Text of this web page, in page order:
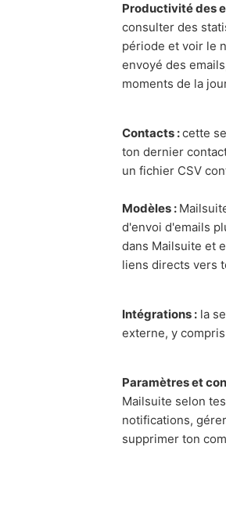
Productivité des
consulter des
période et voir le
envoyé des
moments de la
Contacts :cette
ton dernier
un fichier CSV
Modèles :
d'envoi d'emails
dans Mailsuite et
liens directs vers
Intégrations : la
externe, y
Paramètres et
Mailsuite selon
notifications,
supprimer ton